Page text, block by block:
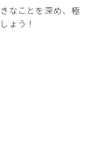
なことを深め、極
ょう！